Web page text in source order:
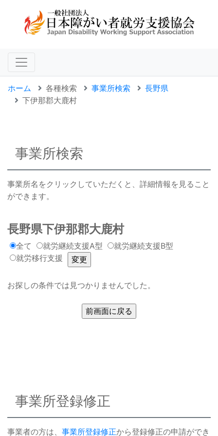
ホーム 各種検索 事業所検索
長野県
下伊那郡大鹿村
事業所検索
事業所名をクリックしていただくと、詳細情報を見ること
ができます。
長野県下伊那郡大鹿村
全て 就労継続支援A型
就労継続支援B型
就労移行支援
お探しの条件では見つかりませんでした。
事業所登録修正
事業者の方は、 事業所登録修正から登録修正の申請ができ